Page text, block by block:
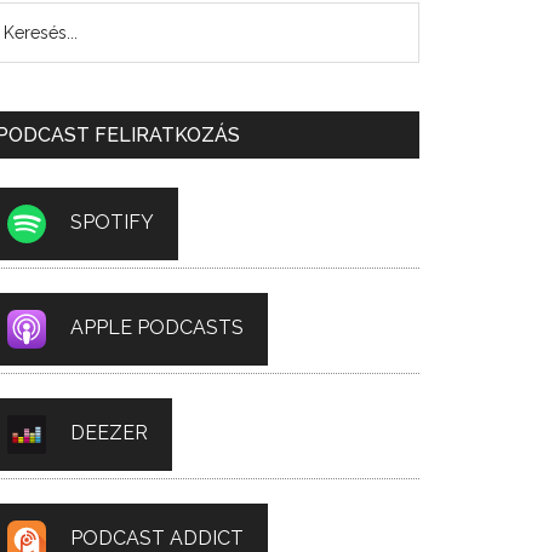
FELIRATKOZÁS
SPOTIFY
APPLE PODCASTS
DEEZER
PODCAST ADDICT